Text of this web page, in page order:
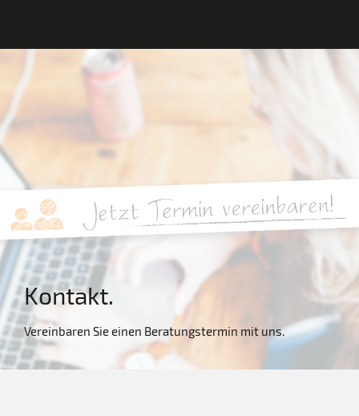
Kontakt.
Vereinbaren Sie einen Beratungstermin mit uns.